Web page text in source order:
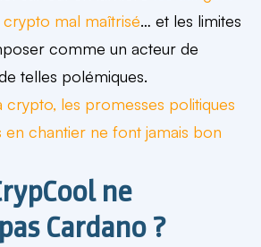
crypto mal maîtrisé… et les limites
comme un acteur de
telles polémiques.
crypto, les promesses politiques
chantier ne font jamais bon
ne
Cardano ?